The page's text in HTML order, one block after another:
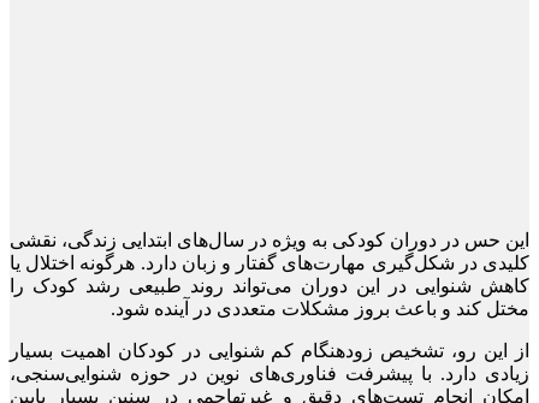
این حس در دوران کودکی به ویژه در سال‌های ابتدایی زندگی، نقشی
کلیدی در شکل‌گیری مهارت‌های گفتار و زبان دارد. هرگونه اختلال یا
کاهش شنوایی در این دوران می‌تواند روند طبیعی رشد کودک را
مختل کند و باعث بروز مشکلات متعددی در آینده شود.
از این رو، تشخیص زودهنگام کم ‌شنوایی در کودکان اهمیت بسیار
زیادی دارد. با پیشرفت فناوری‌های نوین در حوزه شنوایی‌سنجی،
امکان انجام تست‌های دقیق و غیرتهاجمی در سنین بسیار پایین